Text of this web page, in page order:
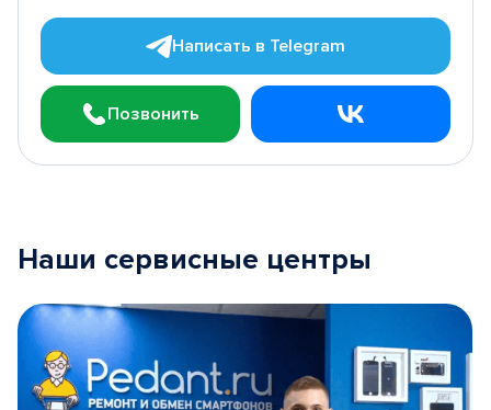
Написать в Telegram
Позвонить
Наши сервисные центры